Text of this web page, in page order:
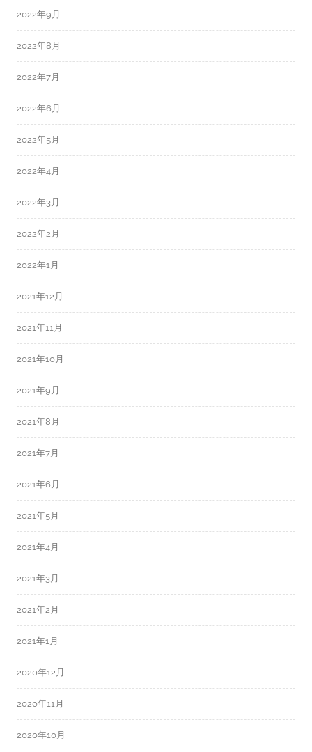
2022年9月
2022年8月
2022年7月
2022年6月
2022年5月
2022年4月
2022年3月
2022年2月
2022年1月
2021年12月
2021年11月
2021年10月
2021年9月
2021年8月
2021年7月
2021年6月
2021年5月
2021年4月
2021年3月
2021年2月
2021年1月
2020年12月
2020年11月
2020年10月